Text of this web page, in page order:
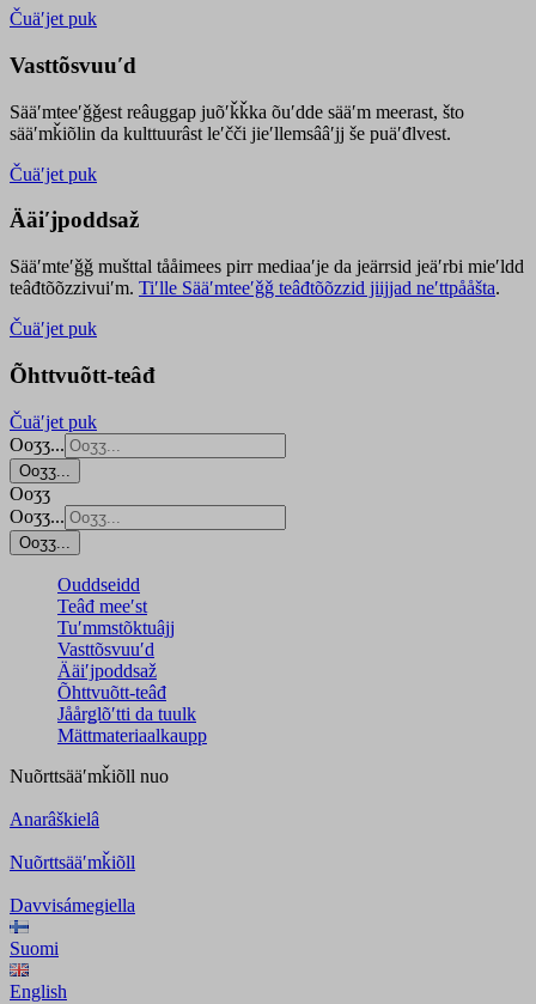
Čuäʹjet puk
Vasttõsvuuʹd
Sääʹmteeʹǧǧest reâuggap juõʹǩǩka õuʹdde sääʹm meerast, što
sääʹmǩiõlin da kulttuurâst leʹčči jieʹllemsââʹjj še puäʹđlvest.
Čuäʹjet puk
Ääiʹjpoddsaž
Sääʹmteʹǧǧ mušttal tååimees pirr mediaaʹje da jeärrsid jeäʹrbi mieʹldd
teâđtõõzzivuiʹm. Tiʹlle Sääʹmteeʹǧǧ teâđtõõzzid jiijjad neʹttpååšta.
Čuäʹjet puk
Õhttvuõtt-teâđ
Čuäʹjet puk
Ooʒʒ...
Ooʒʒ...
Ooʒʒ
Ooʒʒ...
Ooʒʒ...
Ouddseidd
Teâđ meeʹst
Tuʹmmstõktuâjj
Vasttõsvuuʹd
Ääiʹjpoddsaž
Õhttvuõtt-teâđ
Jåårǥlõʹtti da tuulk
Mättmateriaalkaupp
Nuõrttsääʹmǩiõll nuo
Anarâškielâ
Nuõrttsääʹmǩiõll
Davvisámegiella
Suomi
English